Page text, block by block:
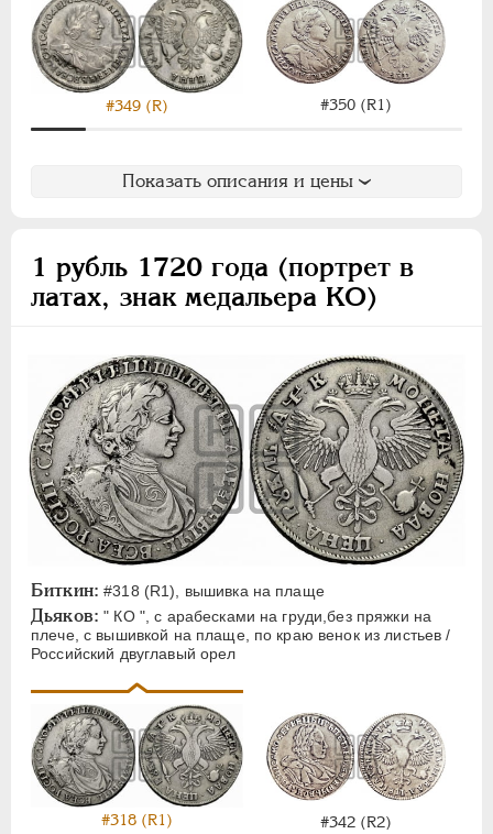
#349 (R) #350 (R1)
Показать описания и цены
1 рубль 1720 года (портрет в
латах, знак медальера КО)
Биткин: #318 (R1), вышивка на плаще
Дьяков: " КО ", с арабесками на груди,без пряжки на
плече, с вышивкой на плаще, по краю венок из листьев /
Российский двуглавый орел
#318 (R1) #342 (R2)